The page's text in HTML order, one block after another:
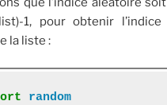
1, pour obtenir l’indice
la liste :
random